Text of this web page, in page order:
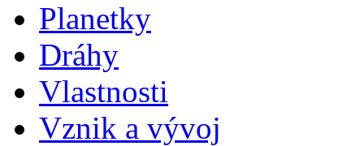
Planetky
Dráhy
Vlastnosti
Vznik a vývoj